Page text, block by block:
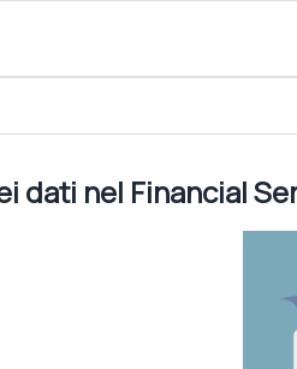
Services
dati nel Financial